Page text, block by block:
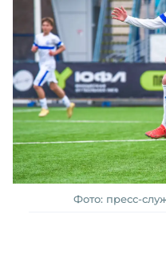
Фото: пресс-